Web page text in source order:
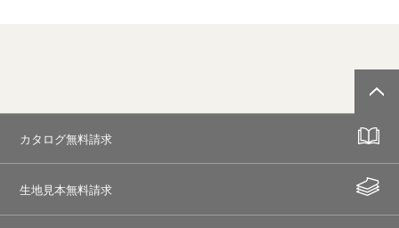
カタログ無料請求
生地見本無料請求